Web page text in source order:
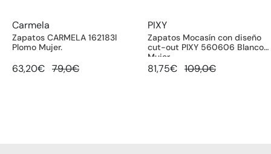
Carmela
Zapatos CARMELA 162183l
Plomo Mujer.
63,20€ 79,0€
PIXY
Zapatos Mocasín con diseño
cut-out PIXY 560606 Blanco
Mujer
81,75€ 109,0€